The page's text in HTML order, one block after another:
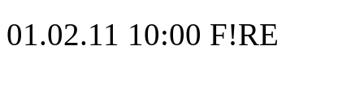
01.02.11 10:00 F!RE